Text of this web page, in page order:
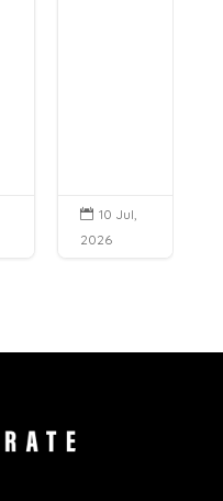
 10 Jul,
2026